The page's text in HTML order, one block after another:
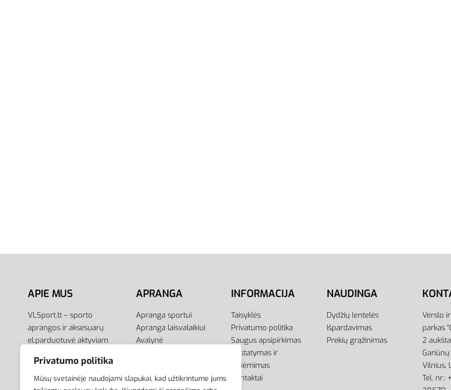
Privatumo politika
Mūsų svetainėje naudojami slapukai, kad užtikrintume jums
Pasirinkti savybes
APIE MUS
VLSport.lt – sporto
aprangos ir aksesuarų
el.parduotuvė aktyviam
aprangą visai šeimai –
vyrams, moterims bei
APRANGA
Apranga sportui
Apranga laisvalaikiui
Avalynė
INFORMACIJA
Taisyklės
Privatumo politika
Saugus apsipirkimas
Pristatymas ir
atsiėmimas
Kontaktai
NAUDINGA
Dydžių lentelės
Išpardavimas
Prekių grąžinimas
Verslo
parkas
2
Vilnius,
Tel. nr.: